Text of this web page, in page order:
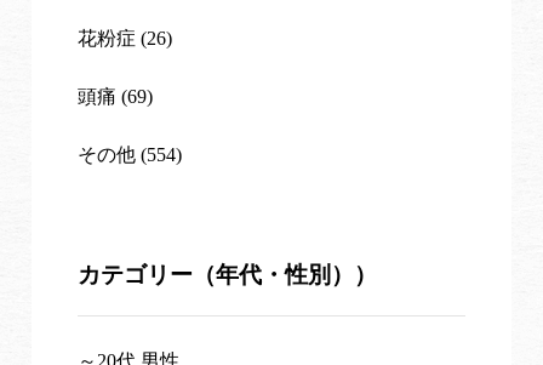
花粉症 (26)
頭痛 (69)
その他 (554)
カテゴリー（年代・性別））
～20代 男性